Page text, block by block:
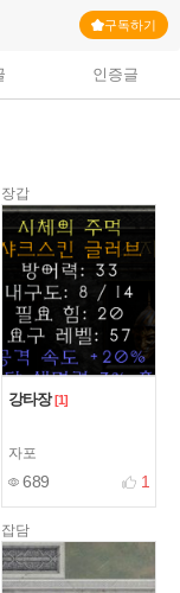
구독하기
인증글
장갑
강타장 [1]
자포
689 1
잡담